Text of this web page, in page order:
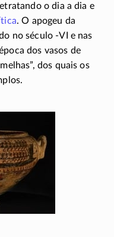
o dia a dia e
. O apogeu da
no século -VI e nas
dos vasos de
dos quais os